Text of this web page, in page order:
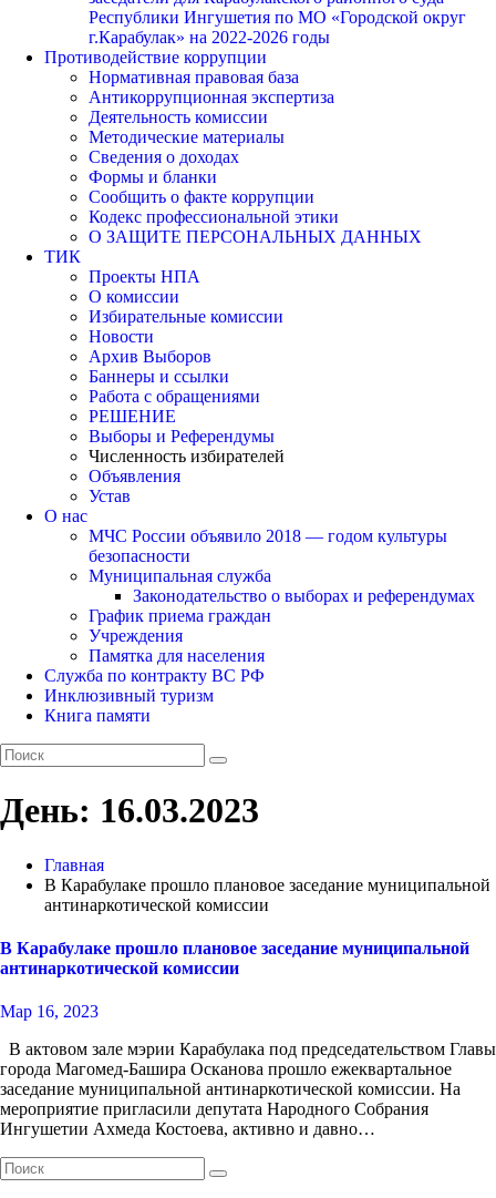
Республики Ингушетия по МО «Городской округ
г.Карабулак» на 2022-2026 годы
Противодействие коррупции
Нормативная правовая база
Антикоррупционная экспертиза
Деятельность комиссии
Методические материалы
Сведения о доходах
Формы и бланки
Сообщить о факте коррупции
Кодекс профессиональной этики
О ЗАЩИТЕ ПЕРСОНАЛЬНЫХ ДАННЫХ
ТИК
Проекты НПА
О комиссии
Избирательные комиссии
Новости
Архив Выборов
Баннеры и ссылки
Работа с обращениями
РЕШЕНИЕ
Выборы и Референдумы
Численность избирателей
Объявления
Устав
О нас
МЧС России объявило 2018 — годом культуры
безопасности
Муниципальная служба
Законодательство о выборах и референдумах
График приема граждан
Учреждения
Памятка для населения
Служба по контракту ВС РФ
Инклюзивный туризм
Книга памяти
День: 16.03.2023
Главная
В Карабулаке прошло плановое заседание муниципальной
антинаркотической комиссии
В Карабулаке прошло плановое заседание муниципальной
антинаркотической комиссии
Мар 16, 2023
В актовом зале мэрии Карабулака под председательством Главы
города Магомед-Башира Осканова прошло ежеквартальное
заседание муниципальной антинаркотической комиссии. На
мероприятие пригласили депутата Народного Собрания
Ингушетии Ахмеда Костоева, активно и давно…